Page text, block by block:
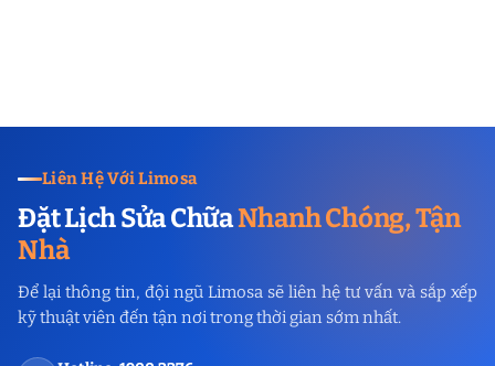
Liên Hệ Với Limosa
Đặt Lịch Sửa ChữaNhanh Chóng, Tận
Nhà
Để lại thông tin, đội ngũ Limosa sẽ liên hệ tư vấn và sắp xếp
kỹ thuật viên đến tận nơi trong thời gian sớm nhất.